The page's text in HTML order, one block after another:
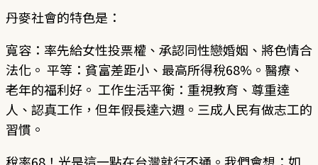
丹麥社會的特色是：
寬容：率先給女性投票權、承認同性戀婚姻、將色情合
法化。 平等：貧富差距小、最高所得稅68%。醫療、
老年的福利好。 工作生活平衡：重視教育、尊重達
人、認真工作，但年假長達六週。三成人民有做志工的
習慣。
稅率68！光是這一點在台灣就行不通。我們會想：如